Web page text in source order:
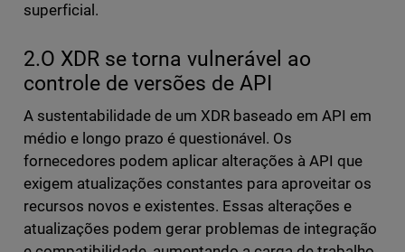
superficial.
2.O XDR se torna vulnerável ao
controle de versões de API
A sustentabilidade de um XDR baseado em API em
médio e longo prazo é questionável. Os
fornecedores podem aplicar alterações à API que
exigem atualizações constantes para aproveitar os
recursos novos e existentes. Essas alterações e
atualizações podem gerar problemas de integração